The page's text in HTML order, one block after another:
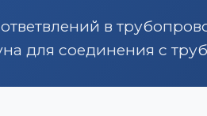
в
для соединения с